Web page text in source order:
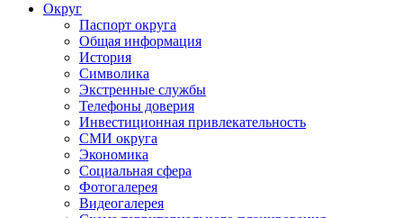
Округ
Паспорт округа
Общая информация
История
Символика
Экстренные службы
Телефоны доверия
Инвестиционная привлекательность
СМИ округа
Экономика
Социальная сфера
Фотогалерея
Видеогалерея